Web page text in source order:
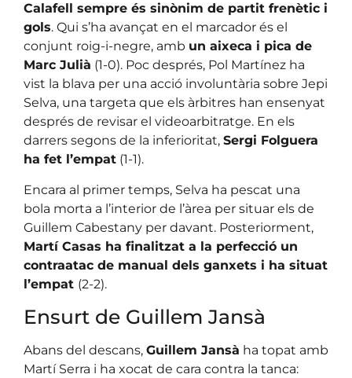
Calafell sempre és sinònim de partit frenètic i
gols. Qui s’ha avançat en el marcador és el
conjunt roig-i-negre, amb un aixeca i pica de
Marc Julià (1-0). Poc després, Pol Martínez ha
vist la blava per una acció involuntària sobre Jepi
Selva, una targeta que els àrbitres han ensenyat
després de revisar el videoarbitratge. En els
darrers segons de la inferioritat, Sergi Folguera
ha fet l’empat (1-1).
Encara al primer temps, Selva ha pescat una
bola morta a l’interior de l’àrea per situar els de
Guillem Cabestany per davant. Posteriorment,
Martí Casas ha finalitzat a la perfecció un
contraatac de manual dels ganxets i ha situat
l’empat (2-2).
Ensurt de Guillem Jansà
Abans del descans, Guillem Jansà ha topat amb
Martí Serra i ha xocat de cara contra la tanca: